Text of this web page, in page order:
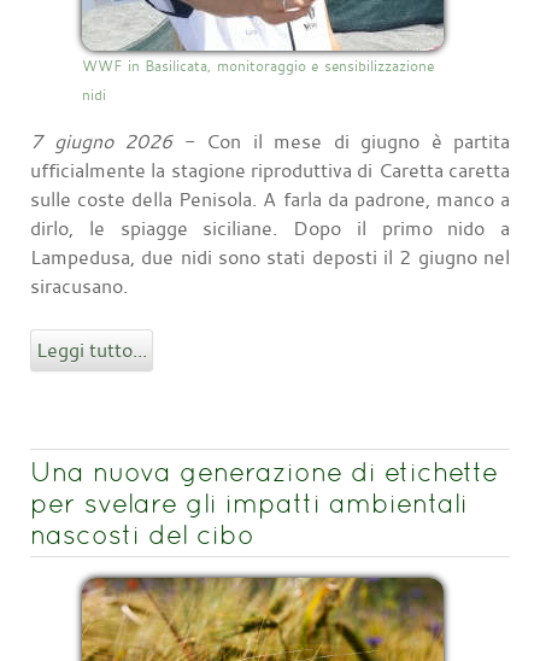
WWF in Basilicata, monitoraggio e sensibilizzazione
nidi
7 giugno 2026- Con il mese di giugno è partita
ufficialmente la stagione riproduttiva di Caretta caretta
sulle coste della Penisola. A farla da padrone, manco a
dirlo, le spiagge siciliane. Dopo il primo nido a
Lampedusa, due nidi sono stati deposti il 2 giugno nel
siracusano.
Leggi tutto...
Una nuova generazione di etichette
per svelare gli impatti ambientali
nascosti del cibo